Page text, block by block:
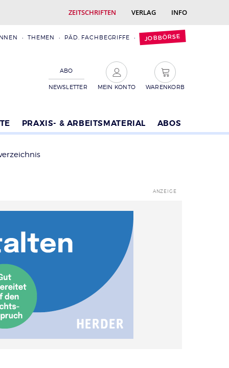
ZEITSCHRIFTEN VERLAG INFO
THEMEN PÄD. FACHBEGRIFFE JOBBÖRSE
ABO
NEWSLETTER MEIN KONTO WARENKORB
PRAXIS- & ARBEITSMATERIAL ABOS